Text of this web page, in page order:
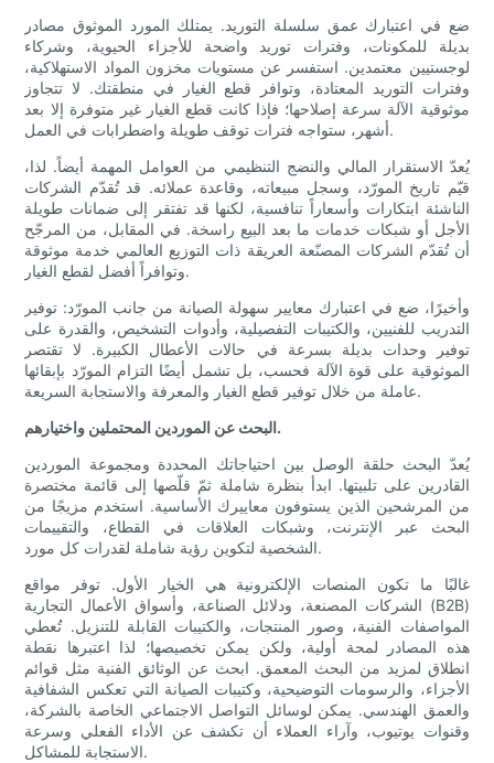
ضع في اعتبارك عمق سلسلة التوريد. يمتلك المورد الموثوق مصادر
بديلة للمكونات، وفترات توريد واضحة للأجزاء الحيوية، وشركاء
لوجستيين معتمدين. استفسر عن مستويات مخزون المواد الاستهلاكية،
وفترات التوريد المعتادة، وتوافر قطع الغيار في منطقتك. لا تتجاوز
موثوقية الآلة سرعة إصلاحها؛ فإذا كانت قطع الغيار غير متوفرة إلا بعد
أشهر، ستواجه فترات توقف طويلة واضطرابات في العمل.
يُعدّ الاستقرار المالي والنضج التنظيمي من العوامل المهمة أيضاً. لذا،
قيّم تاريخ المورّد، وسجل مبيعاته، وقاعدة عملائه. قد تُقدّم الشركات
الناشئة ابتكارات وأسعاراً تنافسية، لكنها قد تفتقر إلى ضمانات طويلة
الأجل أو شبكات خدمات ما بعد البيع راسخة. في المقابل، من المرجّح
أن تُقدّم الشركات المصنّعة العريقة ذات التوزيع العالمي خدمة موثوقة
وتوافراً أفضل لقطع الغيار.
وأخيرًا، ضع في اعتبارك معايير سهولة الصيانة من جانب المورّد: توفير
التدريب للفنيين، والكتيبات التفصيلية، وأدوات التشخيص، والقدرة على
توفير وحدات بديلة بسرعة في حالات الأعطال الكبيرة. لا تقتصر
الموثوقية على قوة الآلة فحسب، بل تشمل أيضًا التزام المورّد بإبقائها
عاملة من خلال توفير قطع الغيار والمعرفة والاستجابة السريعة.
البحث عن الموردين المحتملين واختيارهم.
يُعدّ البحث حلقة الوصل بين احتياجاتك المحددة ومجموعة الموردين
القادرين على تلبيتها. ابدأ بنظرة شاملة ثمّ قلّصها إلى قائمة مختصرة
من المرشحين الذين يستوفون معاييرك الأساسية. استخدم مزيجًا من
البحث عبر الإنترنت، وشبكات العلاقات في القطاع، والتقييمات
الشخصية لتكوين رؤية شاملة لقدرات كل مورد.
غالبًا ما تكون المنصات الإلكترونية هي الخيار الأول. توفر مواقع
الشركات المصنعة، ودلائل الصناعة، وأسواق الأعمال التجارية (B2B)
المواصفات الفنية، وصور المنتجات، والكتيبات القابلة للتنزيل. تُعطي
هذه المصادر لمحة أولية، ولكن يمكن تخصيصها؛ لذا اعتبرها نقطة
انطلاق لمزيد من البحث المعمق. ابحث عن الوثائق الفنية مثل قوائم
الأجزاء، والرسومات التوضيحية، وكتيبات الصيانة التي تعكس الشفافية
والعمق الهندسي. يمكن لوسائل التواصل الاجتماعي الخاصة بالشركة،
وقنوات يوتيوب، وآراء العملاء أن تكشف عن الأداء الفعلي وسرعة
الاستجابة للمشاكل.